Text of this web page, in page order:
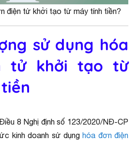
điện tử khởi tạo từ máy tính tiền?
sử dụng hóa
tử khởi tạo từ
8 Nghị định số 123/2020/NĐ-CP
kinh doanh sử dụnghóa đơn điện